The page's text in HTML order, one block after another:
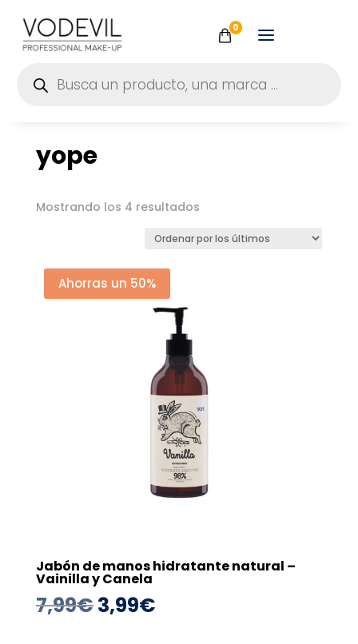
0
productos
yope
Mostrando los 4 resultadosOrdenado
los
Ahorras un 50%
Jabón de manos hidratante natural –
Vainilla y Canela
7,99€El
3,99€El